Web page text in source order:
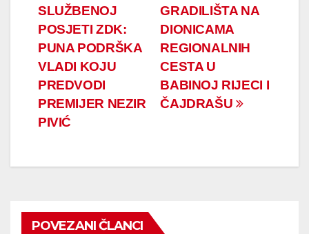
GRADILIŠTA NA
DIONICAMA
REGIONALNIH
CESTA U
BABINOJ RIJECI I
ČAJDRAŠU
SLUŽBENOJ
POSJETI ZDK:
PUNA PODRŠKA
VLADI KOJU
PREDVODI
PREMIJER NEZIR
PIVIĆ
POVEZANI ČLANCI